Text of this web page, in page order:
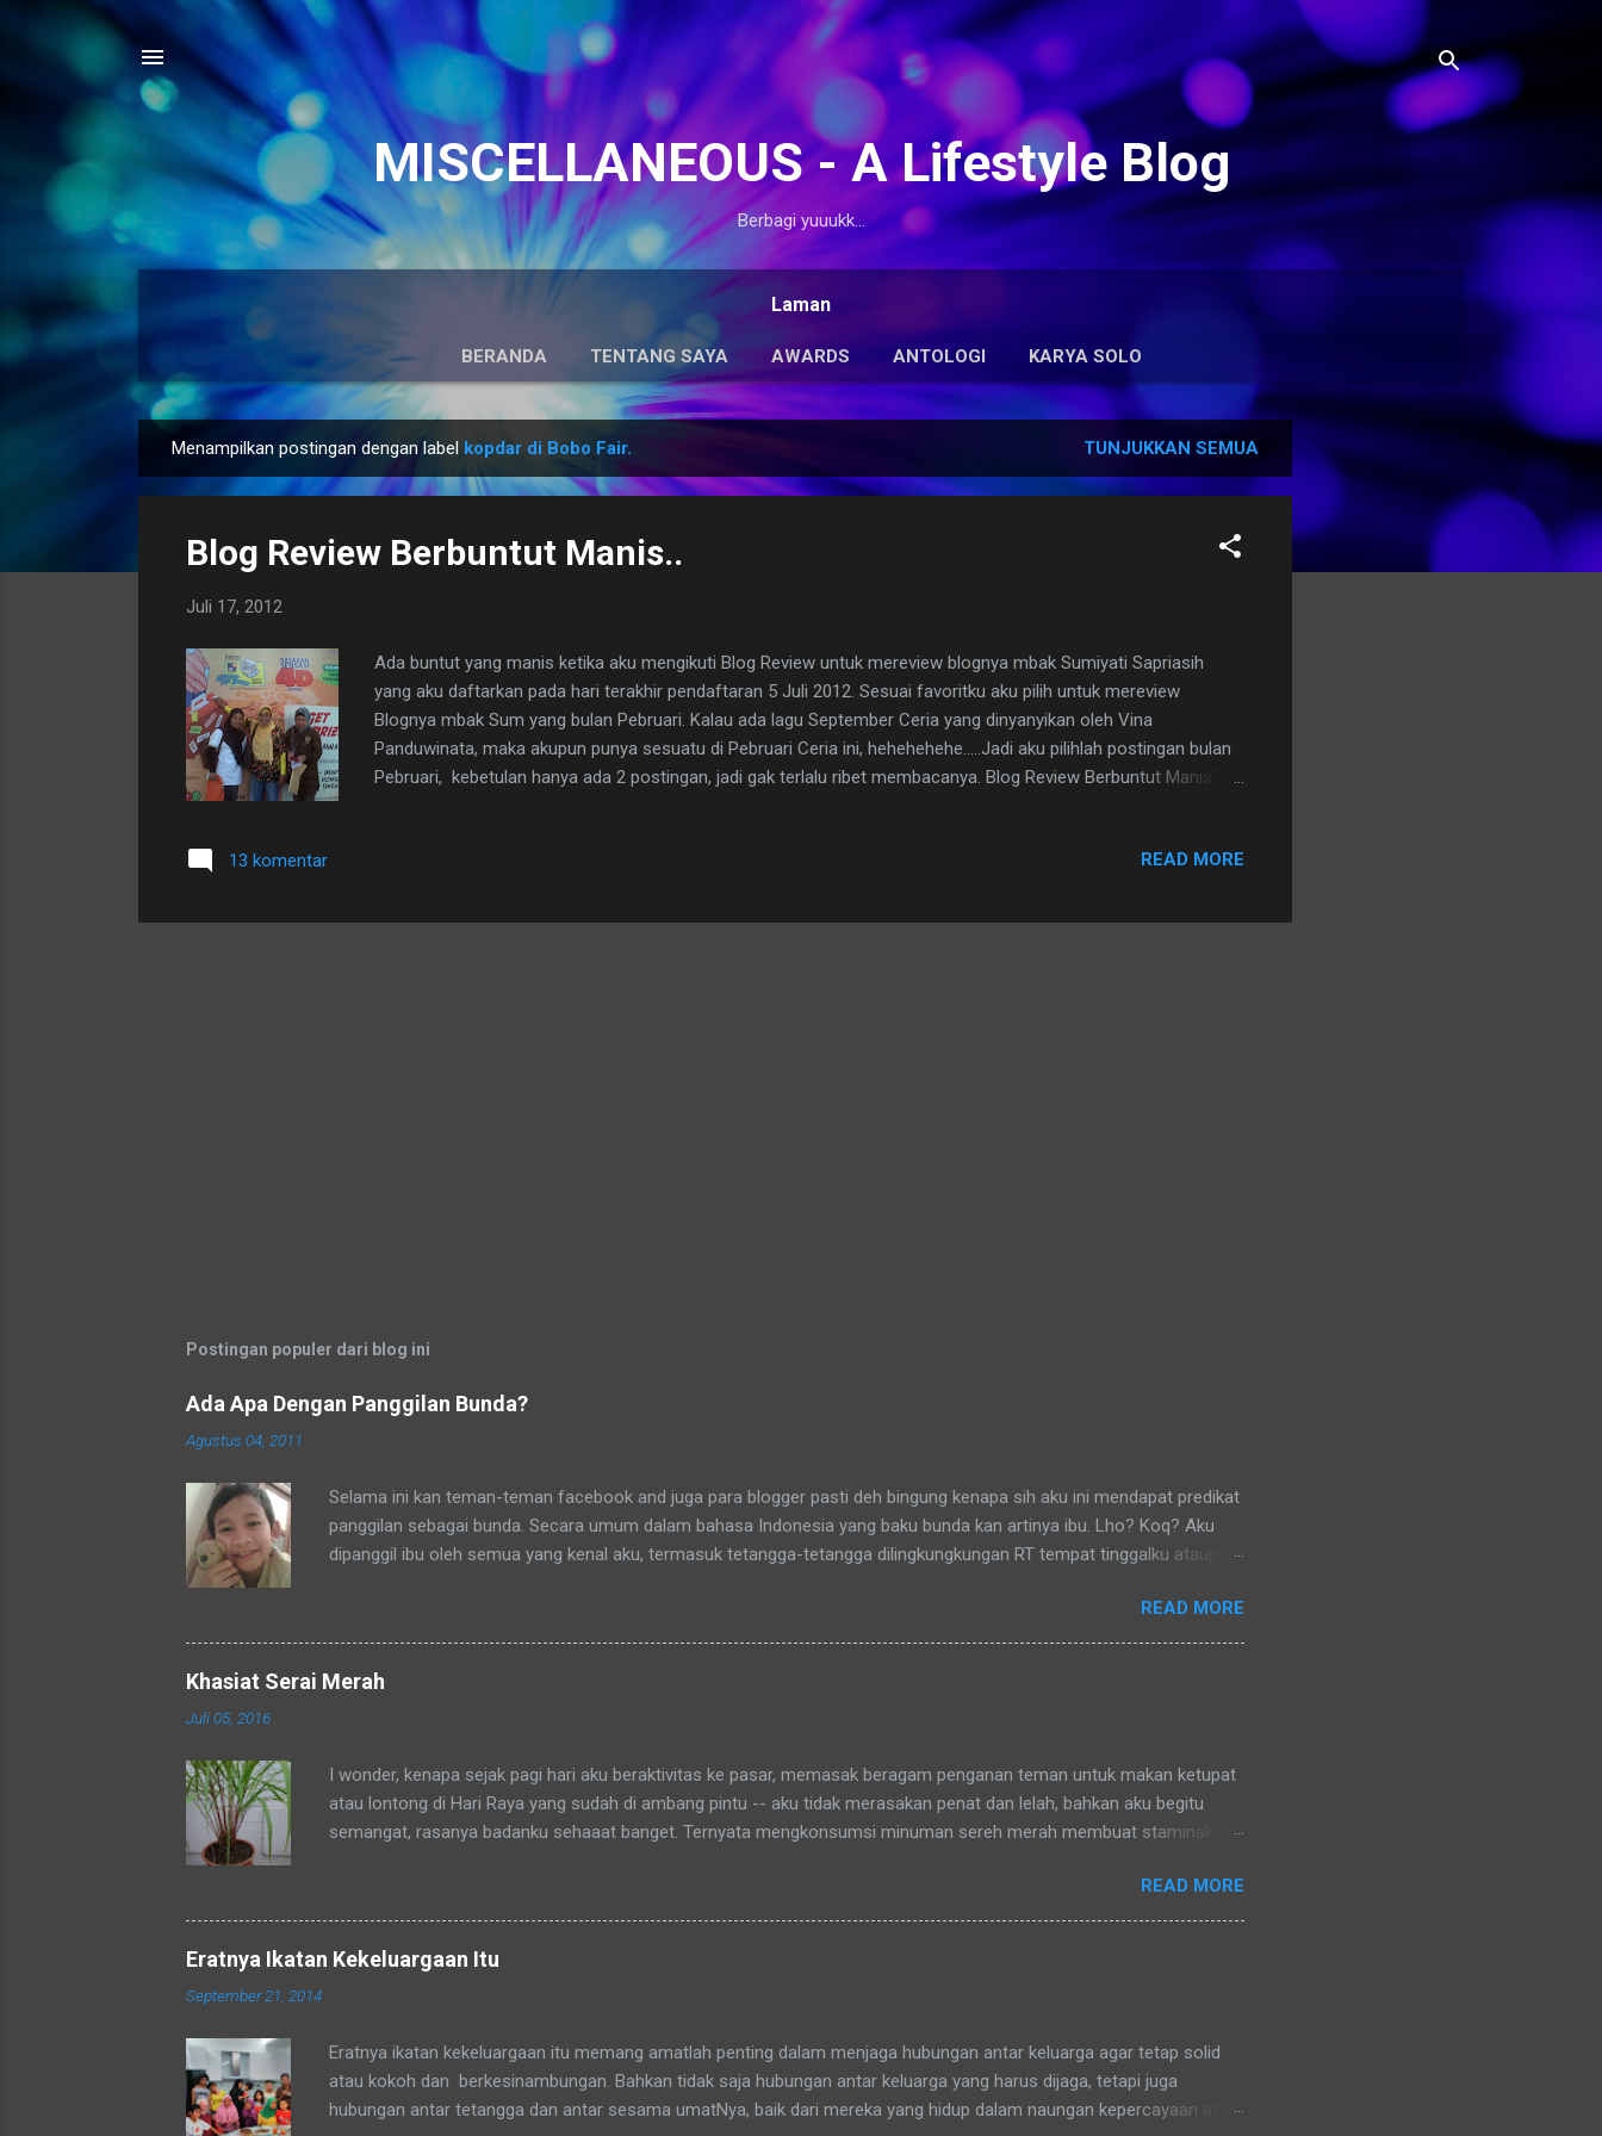
Langsung ke konten utama
MISCELLANEOUS - A Lifestyle Blog
Berbagi yuuukk...
Laman
BERANDA TENTANG SAYA AWARDS ANTOLOGI KARYA SOLO
o
Menampilkan postingan dengan label kopdar di Bobo Fair. TUNJUKKAN SEMUA
Blog Review Berbuntut Manis..
Juli 17, 2012
Ada buntut yang manis ketika aku mengikuti Blog Review untuk mereview blognya mbak Sumiyati Sapriasih
yang aku daftarkan pada hari terakhir pendaftaran 5 Juli 2012. Sesuai favoritku aku pilih untuk mereview
Blognya mbak Sum yang bulan Pebruari. Kalau ada lagu September Ceria yang dinyanyikan oleh Vina
Panduwinata, maka akupun punya sesuatu di Pebruari Ceria ini, hehehehehe.....Jadi aku pilihlah postingan bulan
Pebruari, kebetulan hanya ada 2 postingan, jadi gak terlalu ribet membacanya. Blog Review Berbuntut Manis? Ini
di Convention Hall, Senayan. Waduuuh! Jauhnya -- gimana aku bisa hadir nih. Namun kebingunganku tidak
Penyelenggara Kontes Menulis Blog Review...
13 komentar READ MORE
Postingan populer dari blog ini
Ada Apa Dengan Panggilan Bunda?
Agustus 04, 2011
Selama ini kan teman-teman facebook and juga para blogger pasti deh bingung kenapa sih aku ini mendapat predikat
panggilan sebagai bunda. Secara umum dalam bahasa Indonesia yang baku bunda kan artinya ibu. Lho? Koq? Aku
dipanggil ibu oleh semua yang kenal aku, termasuk tetangga-tetangga dilingkungkungan RT tempat tinggalku ataupun
ditempat tinggal anakku yaitu Green Bintaro Residence. Para ojeckers (yang udah kenal tentunya) pun memanggilku
dengan sebutan bunda. Sebenarnya ada cerita yang khusus kenapa akhirnya semua yang kenal denganku
mengenalku dengan sebutan bunda , sampai-sampai Pak RT dilingkungan pun terkadang memanggilku dengan
READ MORE
Khasiat Serai Merah
Juli 05, 2016
I wonder, kenapa sejak pagi hari aku beraktivitas ke pasar, memasak beragam penganan teman untuk makan ketupat
atau lontong di Hari Raya yang sudah di ambang pintu -- aku tidak merasakan penat dan lelah, bahkan aku begitu
semangat, rasanya badanku sehaaat banget. Ternyata mengkonsumsi minuman sereh merah membuat staminaku
READ MORE
Eratnya Ikatan Kekeluargaan Itu
September 21, 2014
Eratnya ikatan kekeluargaan itu memang amatlah penting dalam menjaga hubungan antar keluarga agar tetap solid
atau kokoh dan berkesinambungan. Bahkan tidak saja hubungan antar keluarga yang harus dijaga, tetapi juga
hubungan antar tetangga dan antar sesama umatNya, baik dari mereka yang hidup dalam naungan kepercayaan atau